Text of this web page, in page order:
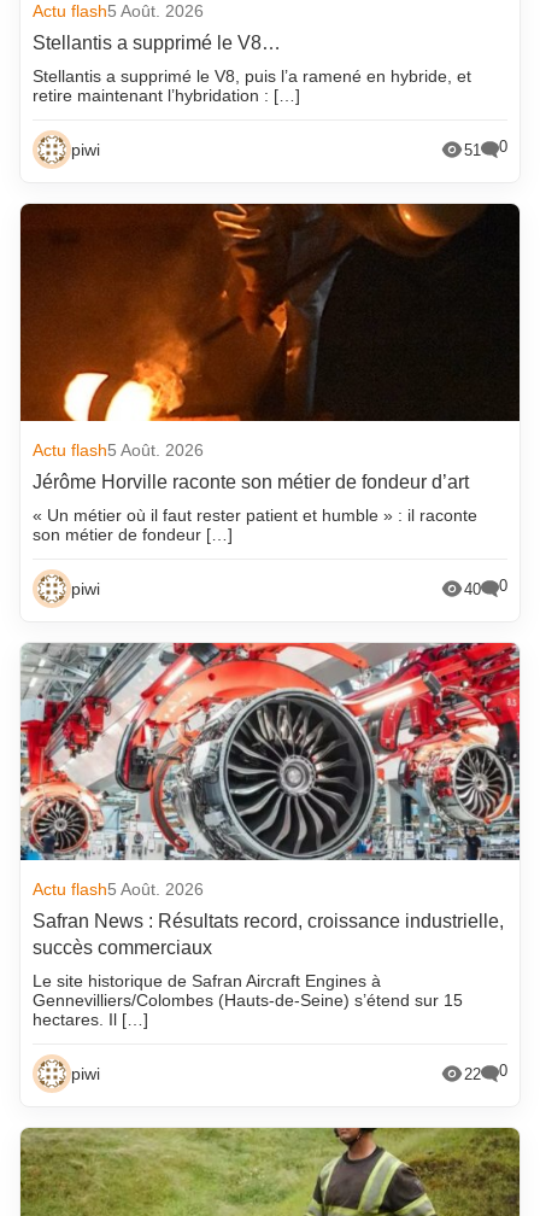
Actu flash5 Août. 2026
Stellantis a supprimé le V8…
Stellantis a supprimé le V8, puis l’a ramené en hybride, et
retire maintenant l’hybridation : […]
piwi 51 0
Actu flash5 Août. 2026
Jérôme Horville raconte son métier de fondeur d’art
« Un métier où il faut rester patient et humble » : il raconte
son métier de fondeur […]
piwi 40 0
Actu flash5 Août. 2026
Safran News : Résultats record, croissance industrielle,
succès commerciaux
Le site historique de Safran Aircraft Engines à
Gennevilliers/Colombes (Hauts-de-Seine) s’étend sur 15
hectares. Il […]
piwi 22 0